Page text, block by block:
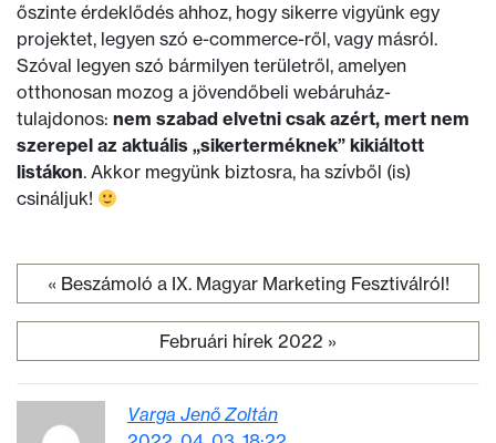
őszinte érdeklődés ahhoz, hogy sikerre vigyünk egy
projektet, legyen szó e-commerce-ről, vagy másról.
Szóval legyen szó bármilyen területről, amelyen
otthonosan mozog a jövendőbeli webáruház-
tulajdonos: nem szabad elvetni csak azért, mert nem
szerepel az aktuális „sikerterméknek” kikiáltott
listákon. Akkor megyünk biztosra, ha szívből (is)
csináljuk!
Bejegyzés navigáció
« Beszámoló a IX. Magyar Marketing Fesztiválról!
Februári hírek 2022 »
Varga Jenő Zoltán